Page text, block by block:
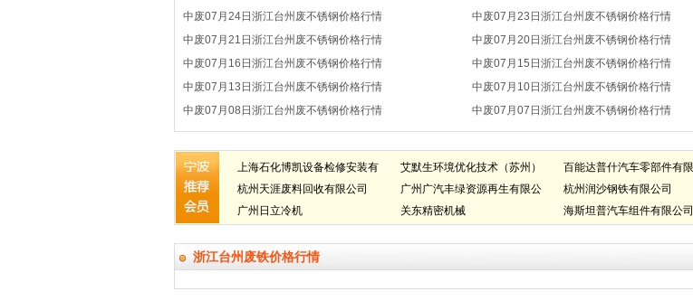
中废07月24日浙江台州废不锈钢价格行情
中废07月23日浙江台州废不锈钢价格行情
中废07月21日浙江台州废不锈钢价格行情
中废07月20日浙江台州废不锈钢价格行情
中废07月16日浙江台州废不锈钢价格行情
中废07月15日浙江台州废不锈钢价格行情
中废07月13日浙江台州废不锈钢价格行情
中废07月10日浙江台州废不锈钢价格行情
中废07月08日浙江台州废不锈钢价格行情
中废07月07日浙江台州废不锈钢价格行情
上海石化博凯设备检修安装有
限公司
艾默生环境优化技术（苏州）
有限公司
百能达普什汽车零部件有
任公司
杭州天涯废料回收有限公司
广州广汽丰绿资源再生有限公
司
杭州润沙钢铁有限公司
广州日立冷机
关东精密机械 海斯坦普汽车组件有限公司
浙江台州废铁价格行情